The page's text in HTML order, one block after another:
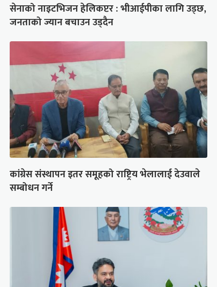
सेनाको नाइटभिजन हेलिकप्टर : भीआईपीका लागि उड्छ,
जनताको ज्यान बचाउन उड्दैन
कांग्रेस संस्थापन इतर समूहको राष्ट्रिय भेलालाई देउवाले
सम्बोधन गर्ने